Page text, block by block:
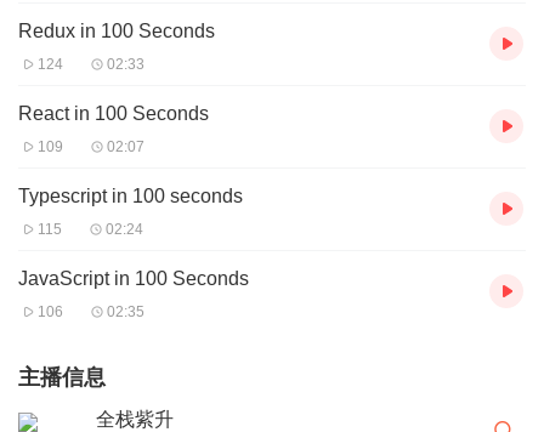
Redux in 100 Seconds
124 02:33
React in 100 Seconds
109 02:07
Typescript in 100 seconds
115 02:24
JavaScript in 100 Seconds
106 02:35
主播信息
全栈紫升